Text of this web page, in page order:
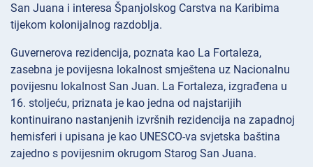
San Juana i interesa Španjolskog Carstva na Karibima
tijekom kolonijalnog razdoblja.
Guvernerova rezidencija, poznata kao La Fortaleza,
zasebna je povijesna lokalnost smještena uz Nacionalnu
povijesnu lokalnost San Juan. La Fortaleza, izgrađena u
16. stoljeću, priznata je kao jedna od najstarijih
kontinuirano nastanjenih izvršnih rezidencija na zapadnoj
hemisferi i upisana je kao UNESCO-va svjetska baština
zajedno s povijesnim okrugom Starog San Juana.